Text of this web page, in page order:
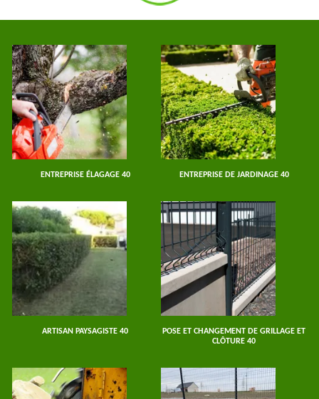
ENTREPRISE ÉLAGAGE 40 ENTREPRISE DE JARDINAGE 40
ARTISAN PAYSAGISTE 40
POSE ET CHANGEMENT DE GRILLAGE ET
CLÔTURE 40